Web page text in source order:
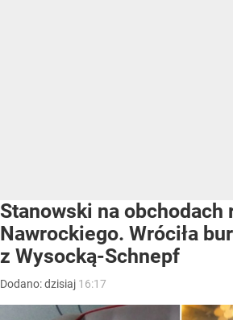
Stanowski na obchodach
Nawrockiego. Wróciła
z Wysocką-Schnepf
Dodano:dzisiaj 16:17